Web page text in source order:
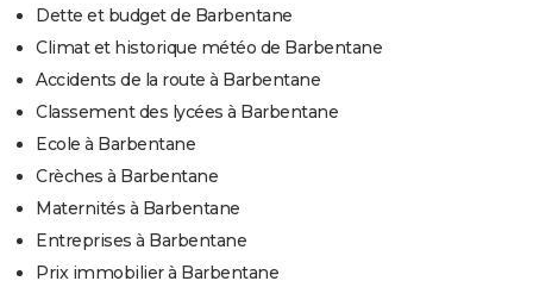
Dette et budget de Barbentane
Climat et historique météo de Barbentane
Accidents de la route à Barbentane
Classement des lycées à Barbentane
Ecole à Barbentane
Crèches à Barbentane
Maternités à Barbentane
Entreprises à Barbentane
Prix immobilier à Barbentane